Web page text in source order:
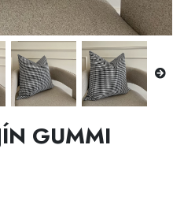
GUMMI